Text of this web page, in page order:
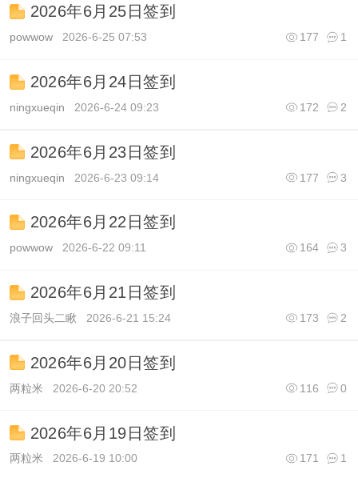
2026年6月25日签到
powwow2026-6-25 07:53 1
177
2026年6月24日签到
ningxueqin 2026-6-24 09:23 2
172
2026年6月23日签到
ningxueqin 2026-6-23 09:14 3
177
2026年6月22日签到
powwow2026-6-22 09:11 3
164
2026年6月21日签到
浪子回头二瞅 2026-6-21 15:24 2
173
2026年6月20日签到
两粒米 2026-6-20 20:52 0
116
2026年6月19日签到
两粒米 2026-6-19 10:00 1
171